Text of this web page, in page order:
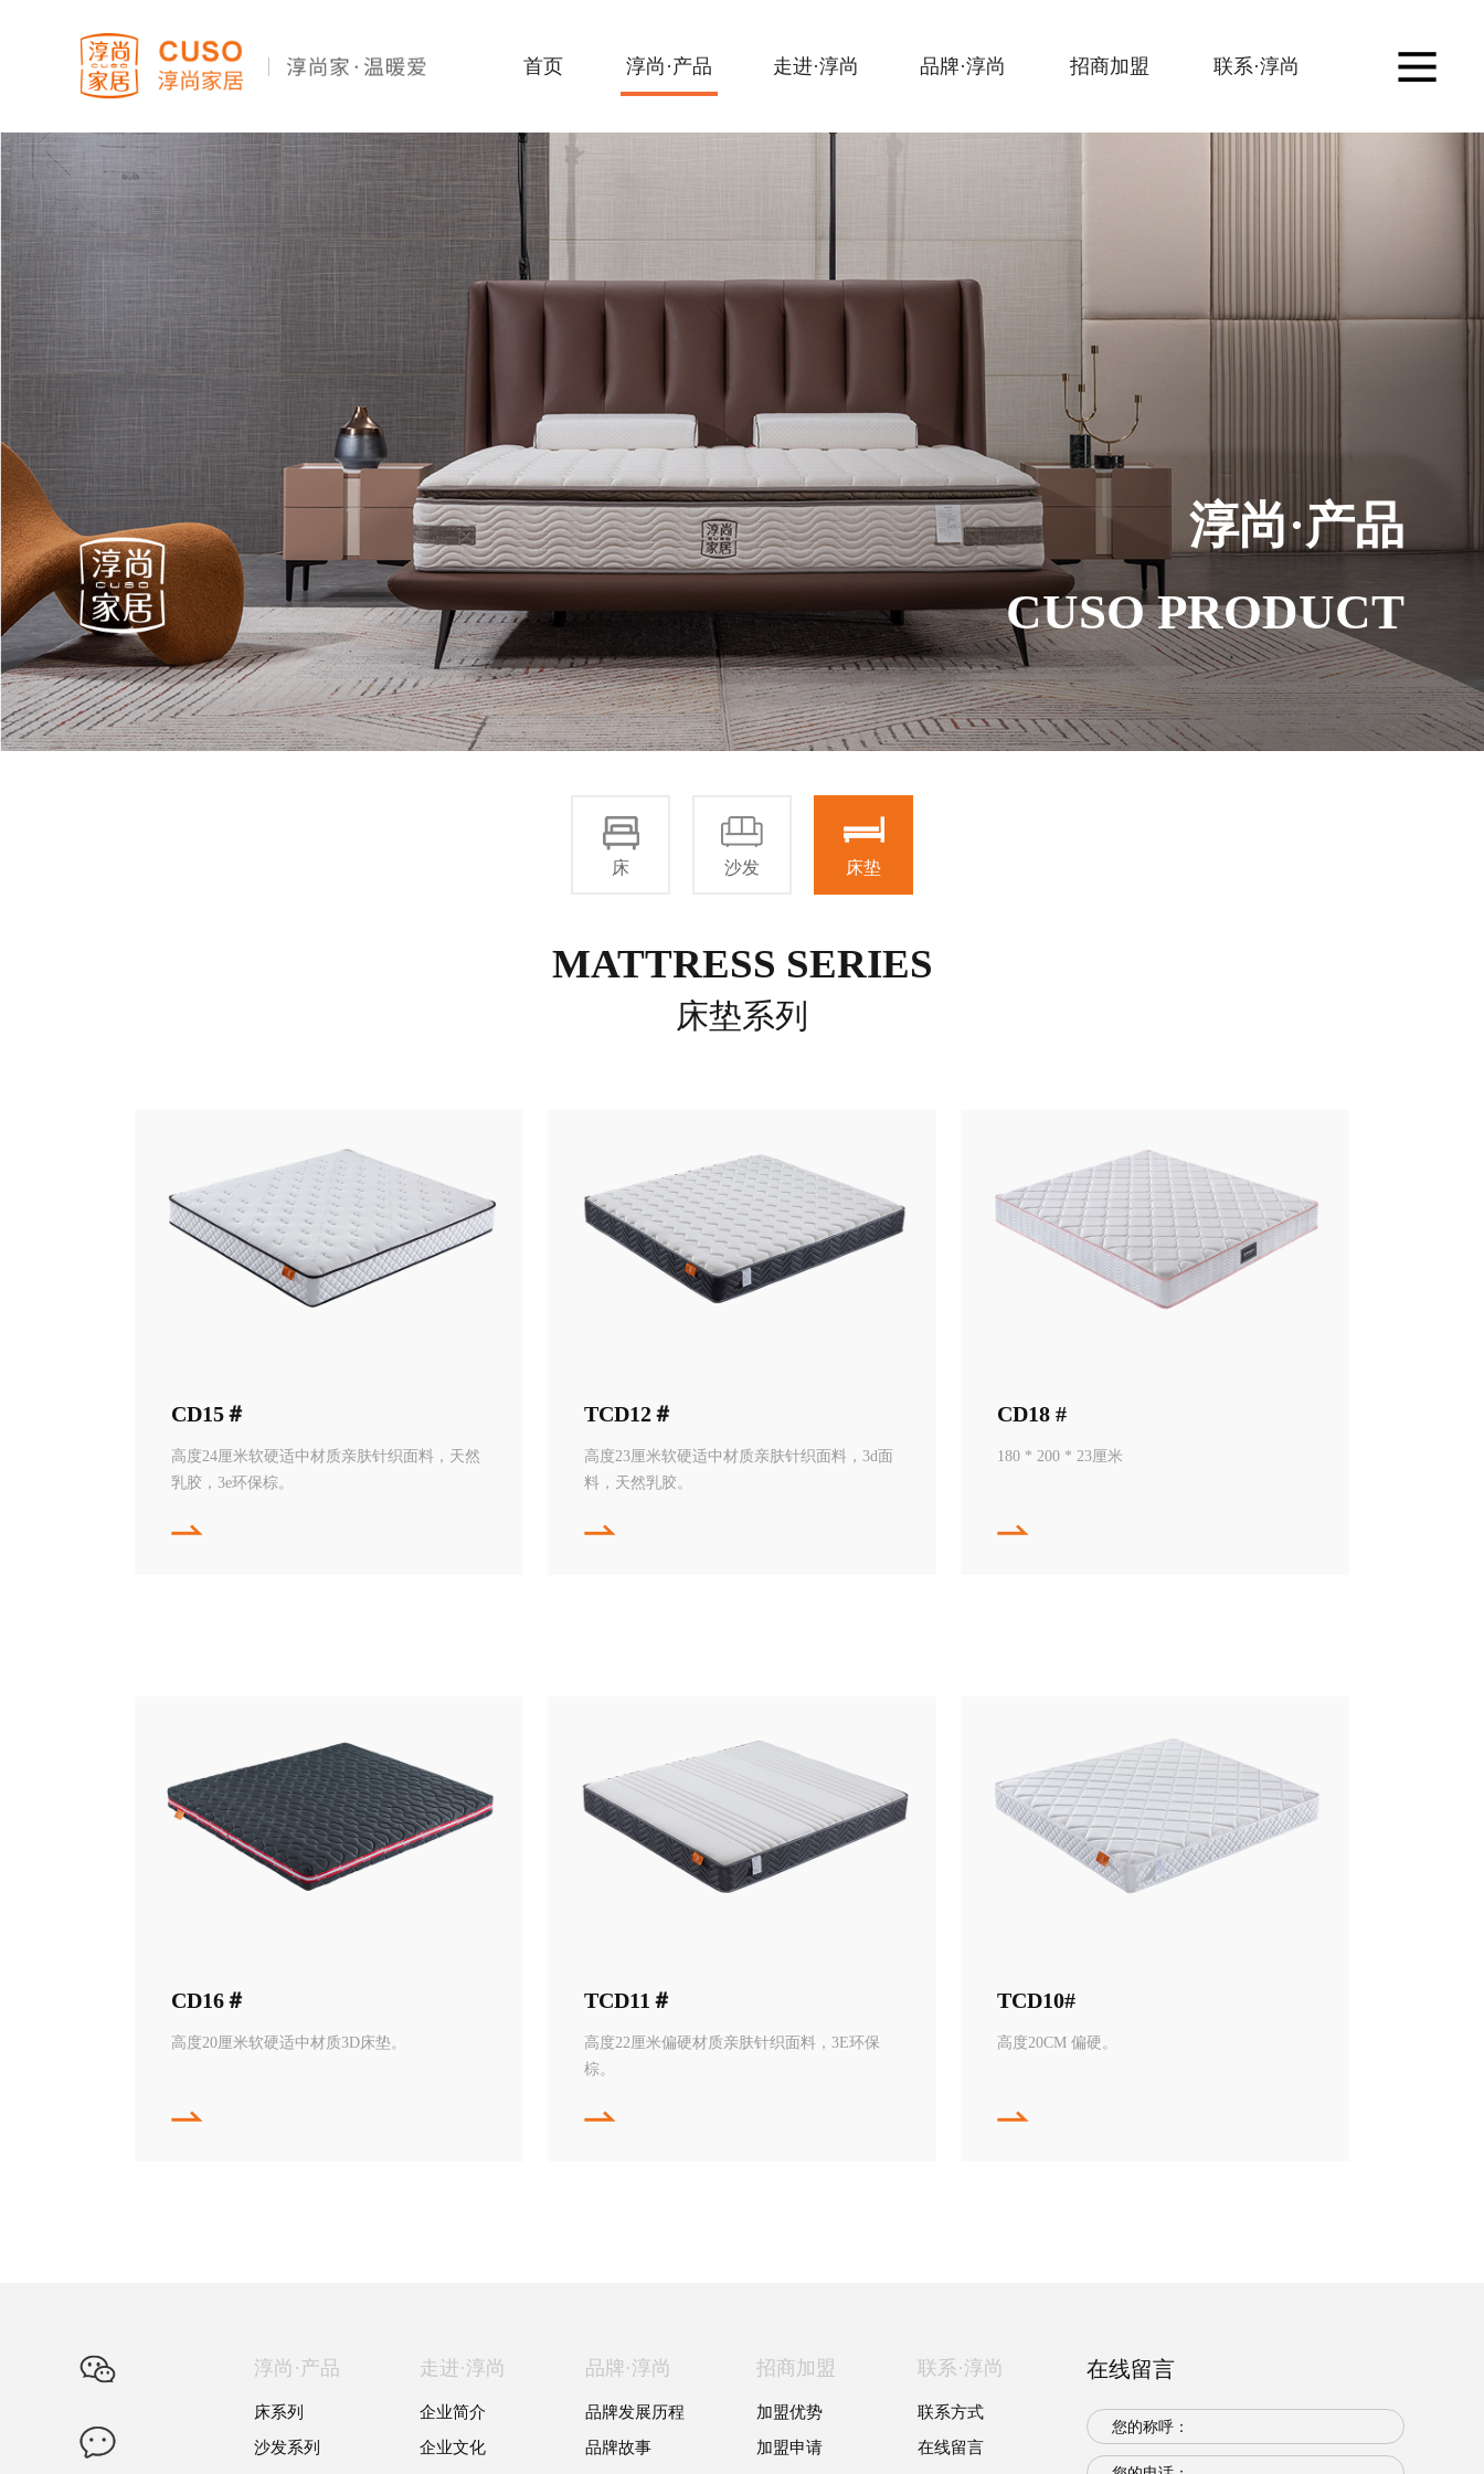
首页 淳尚·产品 走进·淳尚 品牌·淳尚 招商加盟 联系·淳尚
淳尚·产品
CUSO PRODUCT
床 沙发 床垫
MATTRESS SERIES
床垫系列
CD15＃
高度24厘米软硬适中材质亲肤针织面料，天然
乳胶，3e环保棕。
TCD12＃
高度23厘米软硬适中材质亲肤针织面料，3d面
料，天然乳胶。
CD18 #
180 * 200 * 23厘米
CD16＃
高度20厘米软硬适中材质3D床垫。
TCD11＃
高度22厘米偏硬材质亲肤针织面料，3E环保
棕。
TCD10#
高度20CM 偏硬。
淳尚·产品
床系列
沙发系列
走进·淳尚
企业简介
企业文化
品牌·淳尚
品牌发展历程
品牌故事
招商加盟
加盟优势
加盟申请
联系·淳尚
联系方式
在线留言
在线留言
您的称呼：